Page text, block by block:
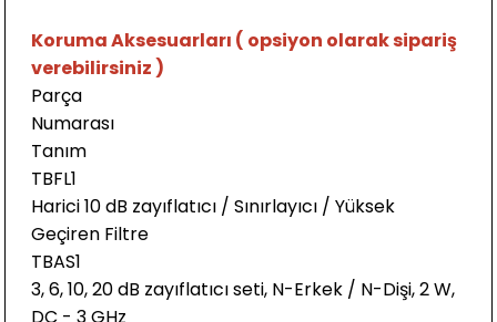
Koruma Aksesuarları ( opsiyon olarak sipariş
verebilirsiniz )
Parça
Tanım
Harici 10 dB zayıflatıcı / Sınırlayıcı / Yüksek
Geçiren Filtre
3, 6, 10, 20 dB zayıflatıcı seti, N-Erkek / N-Dişi, 2 W,